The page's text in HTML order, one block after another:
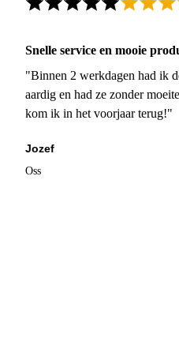
Snelle service en mooie
"Binnen 2 werkdagen had ik
aardig en had ze zonder
kom ik in het voorjaar terug!"
Jozef
Oss